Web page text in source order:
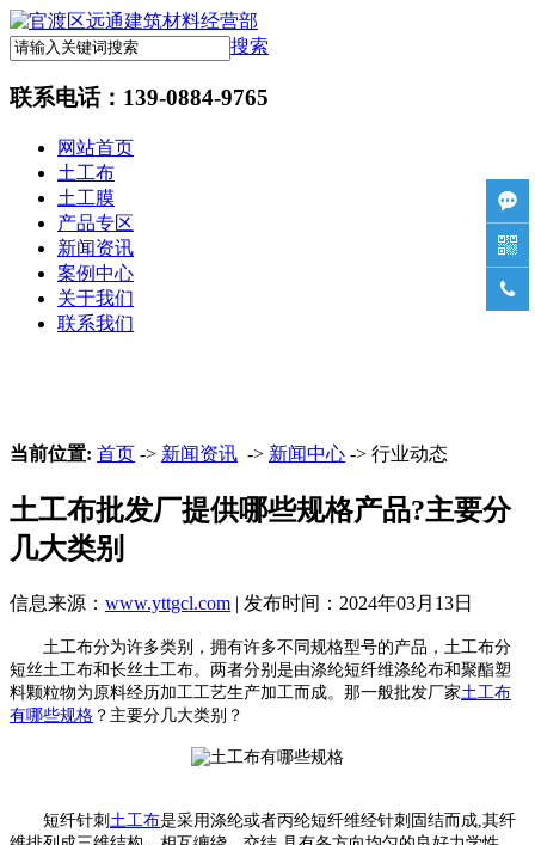
搜索
联系电话： 139-0884-9765
网站首页
土工布
土工膜
产品专区
新闻资讯
案例中心
关于我们
联系我们
当前位置: 首页 -> 新闻资讯 -> 新闻中心 -> 行业动态
土工布批发厂提供哪些规格产品?主要分
几大类别
信息来源： www.yttgcl.com | 发布时间：2024年03月13日
土工布分为许多类别，拥有许多不同规格型号的产品，土工布分
短丝土工布和长丝土工布。两者分别是由涤纶短纤维涤纶布和聚酯塑
料颗粒物为原料经历加工工艺生产加工而成。那一般批发厂家土工布
有哪些规格 ？主要分几大类别？
短纤针刺 土工布是采用涤纶或者丙纶短纤维经针刺固结而成,其纤


